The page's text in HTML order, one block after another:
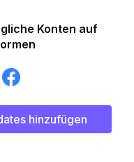
Konten auf
hinzufügen